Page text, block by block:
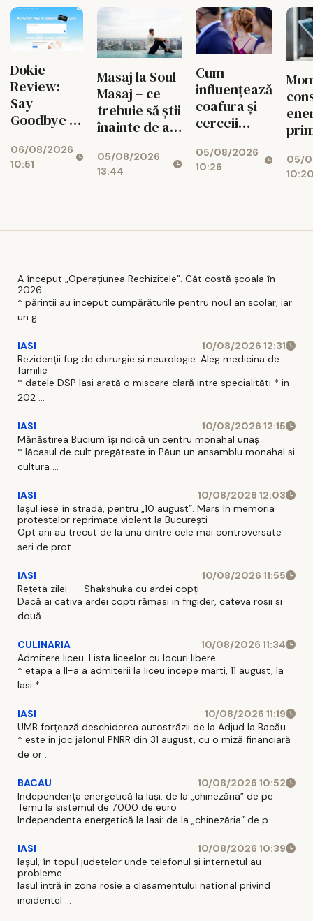
e un
aspirator
fără fir
Dokie
Review:
Say
Goodbye to
Midnight
Panic of
Margins
Dokie?
06/08/2026
10:51
Masaj la Soul
Masaj – ce
trebuie să știi
înainte de a
programare?
05/08/2026
13:44
Cum
influențează
coafura și
cerceii
care o lași la
prima
05/08/2026
10:26
05/
A început „Operațiunea Rechizitele”. Cât costă școala în
2026
* părintii au inceput cumpărăturile pentru noul an scolar, iar
un g ...
IASI
10/08/2026 12:31
Rezidenții fug de chirurgie și neurologie. Aleg medicina de
familie
* datele DSP Iasi arată o miscare clară intre specialităti * in
202 ...
IASI
10/08/2026 12:15
Mănăstirea Bucium își ridică un centru monahal uriaș
* lăcasul de cult pregăteste in Păun un ansamblu monahal si
cultura ...
IASI
10/08/2026 12:03
Iașul iese în stradă, pentru „10 august”. Marș în memoria
protestelor reprimate violent la București
Opt ani au trecut de la una dintre cele mai controversate
seri de prot ...
IASI
10/08/2026 11:55
Rețeta zilei -- Shakshuka cu ardei copți
Dacă ai cativa ardei copti rămasi in frigider, cateva rosii si
două ...
CULINARIA
10/08/2026 11:34
Admitere liceu. Lista liceelor cu locuri libere
* etapa a II-a a admiterii la liceu incepe marti, 11 august, la
Iasi * ...
IASI
10/08/2026 11:19
UMB forțează deschiderea autostrăzii de la Adjud la Bacău
* este in joc jalonul PNRR din 31 august, cu o miză financiară
de or ...
BACAU
10/08/2026 10:52
Independența energetică la Iași: de la „chinezăria” de pe
Temu la sistemul de 7.000 de euro
Independenta energetică la Iasi: de la „chinezăria” de p ...
IASI
10/08/2026 10:39
Iașul, în topul județelor unde telefonul și internetul au
probleme
Iasul intră in zona rosie a clasamentului national privind
incidentel ...